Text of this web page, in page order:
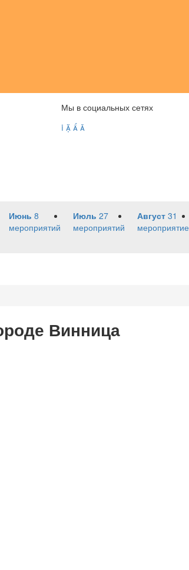
Мы в социальных сетях
   
Июнь 8
мероприятий
Июль 27
мероприятий
Август 31
мероприятие
Винница